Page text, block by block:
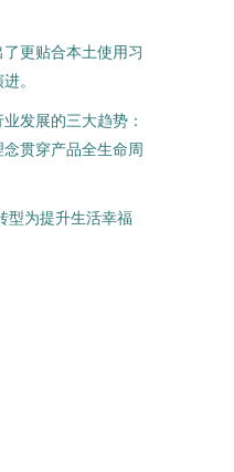
更贴合本土使用习
。
发展的三大趋势：
贯穿产品全生命周
型为提升生活幸福